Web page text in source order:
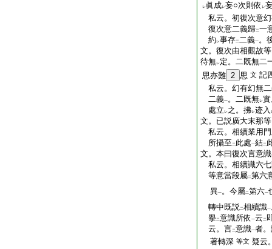
レ眞成レ妄○次則依 レ
私云。初復次意
復次意二義歸二一
約 レ事存二二義一。
文。復次由相觀故
待無レ定。二既無二
思亦難 2 思 文 記
私云。幻有幻無
二義一。二既無レ
處立 レ之。拂レ迹入
文。已説廣大末那等
私云。相續業用
所攝至 二 此處一結二
文。本曰復次言意
私云。相續識六
等意當段屬二第六
異一。今屬二第六一
轉中既説二相續識一
擧二意識所依 一云 二
云。言二意識一者
著轉深 等文 疑云